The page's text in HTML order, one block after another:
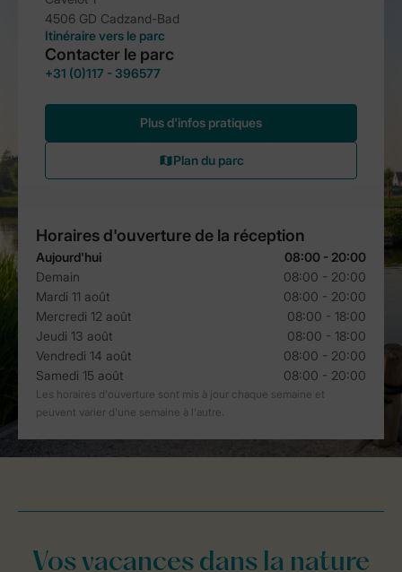
Vos vacances dans la nature